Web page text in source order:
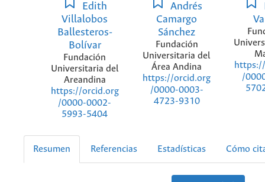
Edith
Villalobos
Ballesteros-
Bolívar
Fundación
Universitaria del
Areandina
https://orcid.org
/0000-0002-
5993-5404
Andrés
Camargo
Sánchez
Fundación
Universitaria del
Área Andina
https://orcid.org
/0000-0003-
4723-9310
/
Resumen Referencias Estadísticas Cómo